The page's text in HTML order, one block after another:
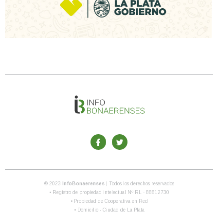
© 2023 InfoBonaerenses
| Todos los derechos reservados
• Registro de propiedad intelectual Nº RL - 88812730
• Propiedad de Cooperativa en Red
• Domicilio - Ciudad de La Plata